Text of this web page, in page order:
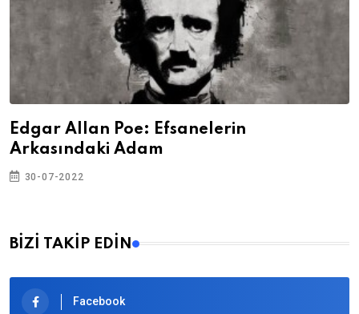
Edgar Allan Poe: Efsanelerin
Arkasındaki Adam
30-07-2022
BİZİ TAKİP EDİN
Facebook